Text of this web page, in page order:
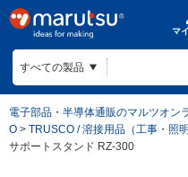
マ
電子部品・半導体通販のマルツオン
O > TRUSCO / 溶接用品（工事・照明
サポートスタンド RZ-300